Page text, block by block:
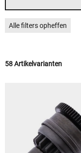
Alle filters opheffen
58 Artikelvarianten